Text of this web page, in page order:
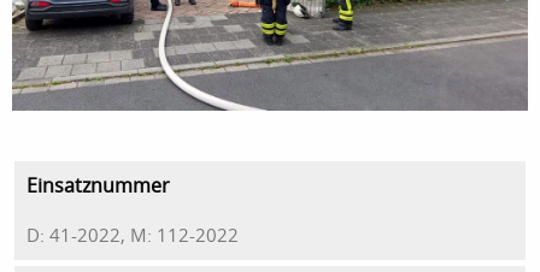
Einsatznummer
D: 41-2022, M: 112-2022